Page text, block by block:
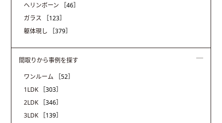
ヘリンボーン
［46］
ガラス
［123］
躯体現し
［379］
間取りから事例を探す
ワンルーム
［52］
1LDK
［303］
2LDK
［346］
3LDK
［139］